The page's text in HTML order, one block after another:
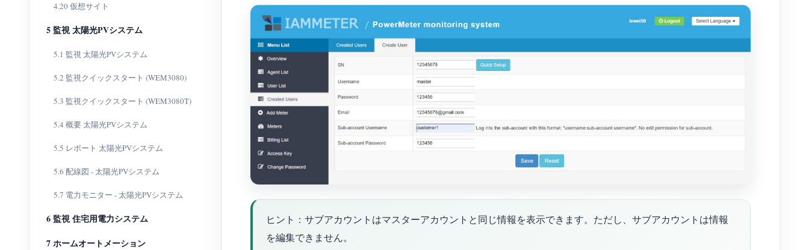
4.20 仮想サイト
5 監視 太陽光PVシステム
5.1 監視 太陽光PVシステム
5.2 監視クイックスタート (WEM3080)
5.3 監視クイックスタート (WEM3080T)
5.4 概要 太陽光PVシステム
5.5 レポート 太陽光PVシステム
5.6 配線図 - 太陽光PVシステム
5.7 電力モニター - 太陽光PVシステム
6 監視 住宅用電力システム
7 ホームオートメーション
ヒント：サブアカウントはマスターアカウントと同じ情報を表示できます。ただし、サブアカウントは情報
を編集できません。